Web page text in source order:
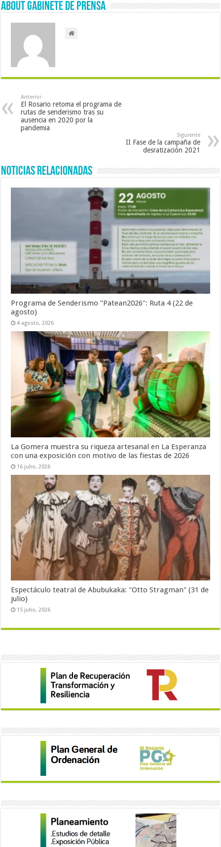
About Gabinete de Prensa
Anterior
El Rosario retoma el programa de
rutas de senderismo tras su
ausencia en 2020 por la
pandemia
Siguiente
II Fase de la campaña de
desratización 2021
Noticias Relacionadas
Programa de Senderismo "Patean2026": Ruta 4 (22 de
agosto)
4 agosto, 2026
La Gomera muestra su riqueza artesanal en La Esperanza
con una exposición con motivo de las fiestas de 2026
16 julio, 2026
Espectáculo teatral de Abubukaka: "Otto Stragman" (31 de
julio)
15 julio, 2026